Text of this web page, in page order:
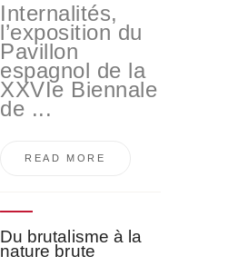
Internalités,
l’exposition du
Pavillon
espagnol de la
XXVIe Biennale
de ...
READ MORE
Du brutalisme à la
nature brute